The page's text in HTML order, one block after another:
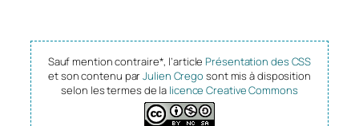
Sauf mention contraire*, l’articlePrésentation des CSS
et son contenu parJulien Crego sont mis à disposition
selon les termes de la licence Creative Commons